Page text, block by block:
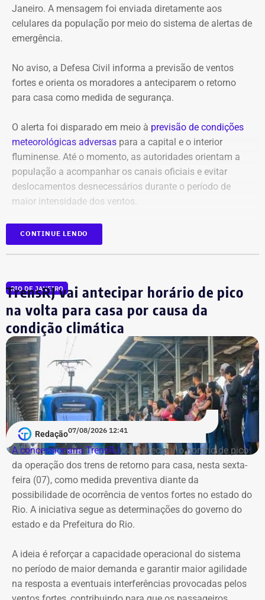
Janeiro. A mensagem foi enviada diretamente aos
celulares da população por meio do sistema de alertas de
emergência.
No aviso, a Defesa Civil informa a previsão de ventos
fortes e orienta os moradores a anteciparem o retorno
para casa como medida de segurança.
O alerta foi disparado em meio à previsão de condições
meteorológicas adversas para a capital e o interior
fluminense. Até o momento, as autoridades orientam a
população a acompanhar os canais oficiais e evitar
deslocamentos desnecessários durante o período de
maior intensidade dos ventos.
CONTINUE LENDO
RIO DE JANEIRO
TrensRJ vai antecipar horário de pico
na volta para casa por causa da
condição climática
Redação07/08/2026 12:41
A concessionária TrensRJvai antecipar o horário de pico
da operação dos trens de retorno para casa, nesta sexta-
feira (07), como medida preventiva diante da
possibilidade de ocorrência de ventos fortes no estado do
Rio. A iniciativa segue as determinações do governo do
estado e da Prefeitura do Rio.
A ideia é reforçar a capacidade operacional do sistema
no período de maior demanda e garantir maior agilidade
na resposta a eventuais interferências provocadas pelos